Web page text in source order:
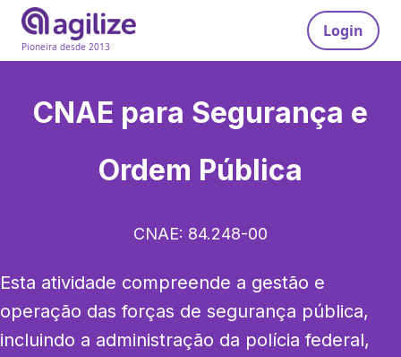
Pioneira desde 2013
Login
CNAE para Segurança e
Ordem Pública
CNAE: 84.248-00
Esta atividade compreende a gestão e
operação das forças de segurança pública,
incluindo a administração da polícia federal,